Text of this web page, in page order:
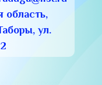
область,
ул.